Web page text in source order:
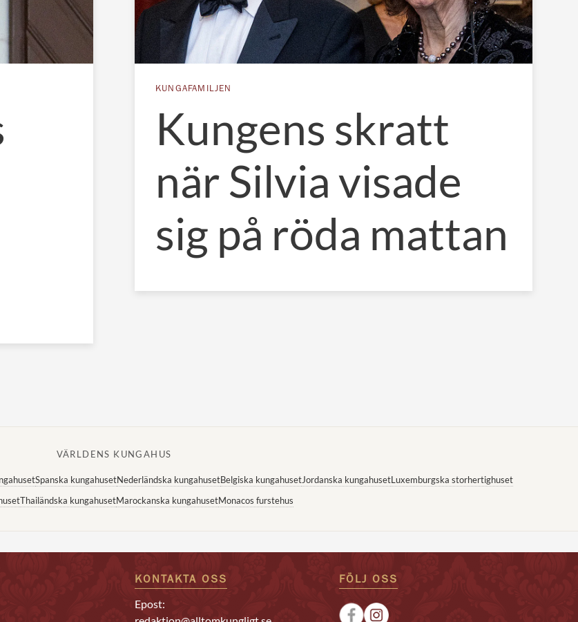
KUNGAFAMILJEN
Kungens skratt
när Silvia visade
sig på röda mattan
VÄRLDENS KUNGAHUS
Spanska kungahusetNederländska kungahusetBelgiska kungahusetJordanska kungahusetLuxemburgska storhertighuset
Thailändska kungahusetMarockanska kungahusetMonacos furstehus
KONTAKTA OSS
Epost:
FÖLJ OSS